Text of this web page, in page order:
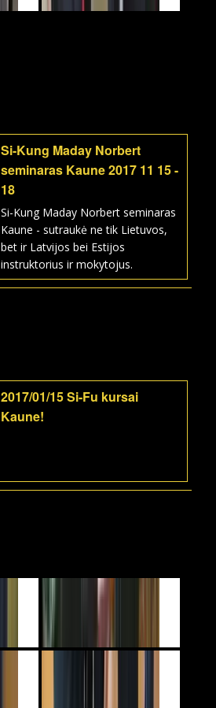
Si-Kung Maday Norbert
seminaras Kaune 2017 11 15 -
18
Si-Kung Maday Norbert seminaras
Kaune - sutraukė ne tik Lietuvos,
bet ir Latvijos bei Estijos
instruktorius ir mokytojus.
2017/01/15 Si-Fu kursai
Kaune!